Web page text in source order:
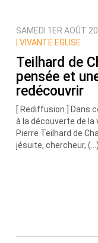
SAMEDI 1ER AOÛT
VIVANTE EGLISE
Teilhard de
pensée et
redécouvrir
[ Rediffusion ] Dans
à la découverte de la
Pierre Teilhard de
jésuite, chercheur, (…)